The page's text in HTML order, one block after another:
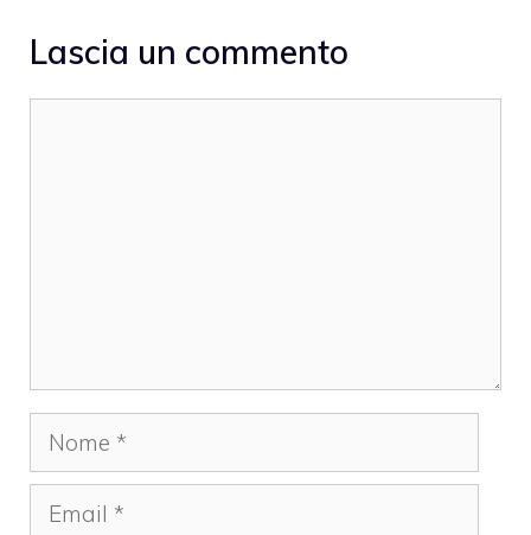
Lascia un commento
Nome
Email